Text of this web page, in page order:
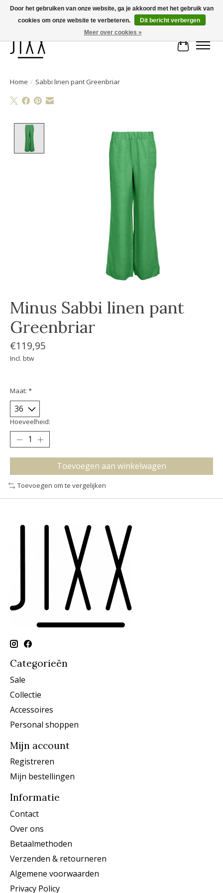
Voor 14.00 uur besteld, vandaag verstuurd | Gratis verzending vanaf € 75
Home / Sabbi linen pant Greenbriar
Product image slideshow Items
Minus Sabbi linen pant
Greenbriar
€119,95
Incl. btw
Maat: *
Hoeveelheid:
Toevoegen aan winkelwagen
Toevoegen om te vergelijken
Categorieën
Sale
Collectie
Accessoires
Personal shoppen
Mijn account
Registreren
Mijn bestellingen
Informatie
Contact
Over ons
Betaalmethoden
Verzenden & retourneren
Algemene voorwaarden
Privacy Policy
Door het gebruiken van onze website, ga je akkoord met het gebruik van
cookies om onze website te verbeteren.
Dit bericht verbergen
Meer over cookies »